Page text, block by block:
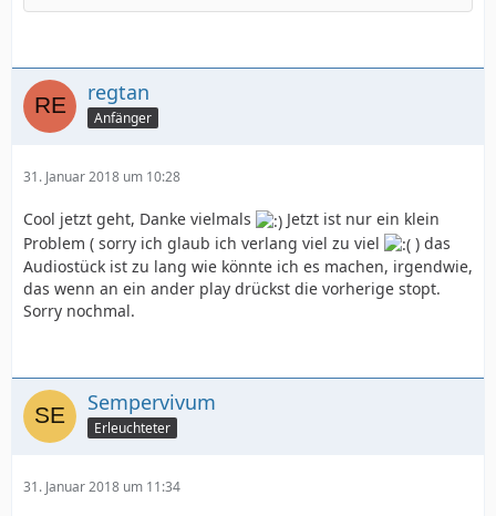
regtan
Anfänger
31. Januar 2018 um 10:28
Cool jetzt geht, Danke vielmals
Jetzt ist nur ein klein
Problem ( sorry ich glaub ich verlang viel zu viel
) das
Audiostück ist zu lang wie könnte ich es machen, irgendwie,
das wenn an ein ander play drückst die vorherige stopt.
Sorry nochmal.
Sempervivum
Erleuchteter
31. Januar 2018 um 11:34